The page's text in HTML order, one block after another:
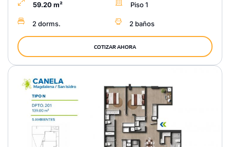
59.20 m² Piso 1
2 dorms. 2 baños
COTIZAR AHORA